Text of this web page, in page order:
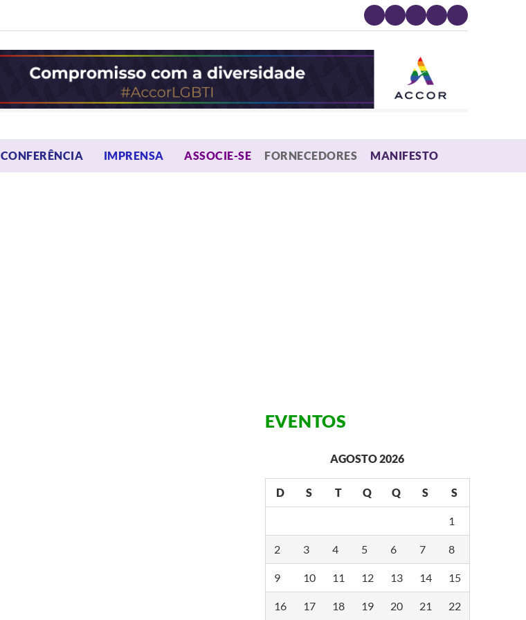
CONFERÊNCIA OPEN MENU
IMPRENSA OPEN MENU
ASSOCIE-SE FORNECEDORES MANIFESTO
EVENTOS
AGOSTO 2026
D S T Q Q S S
1
2 3 4 5 6 7 8
9 10 11 12 13 14 15
16 17 18 19 20 21 22